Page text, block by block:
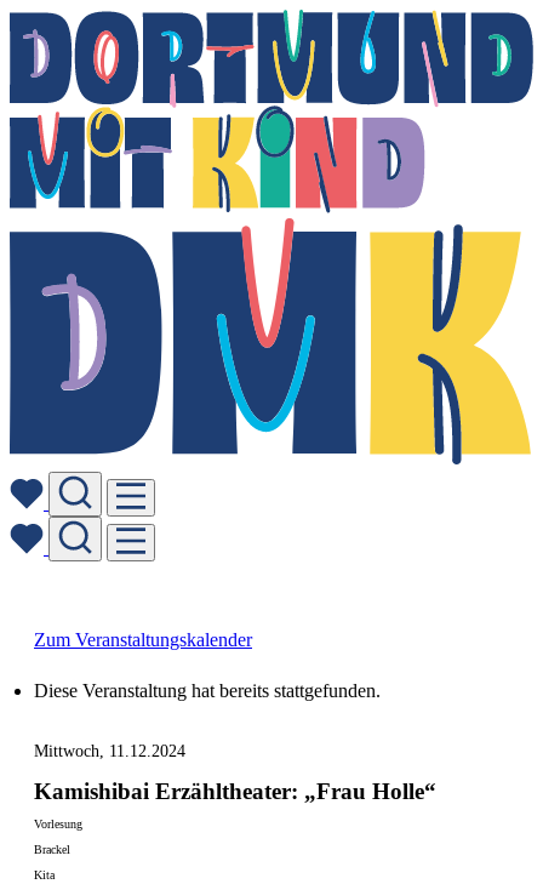
Zum Veranstaltungskalender
Diese Veranstaltung hat bereits stattgefunden.
Mittwoch, 11.12.2024
Kamishibai Erzähltheater: „Frau Holle“
Vorlesung
Brackel
Kita